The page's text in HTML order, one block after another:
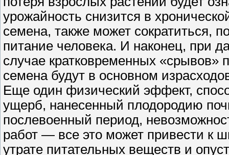
урожайность снизится в
семена, также может сократиться,
питание человека. И наконец, при
случае кратковременных
семена будут в основном
Еще один физический эффект,
ущерб, нанесенный плодородию
послевоенный период,
работ — все это может привести к
утрате питательных веществ и